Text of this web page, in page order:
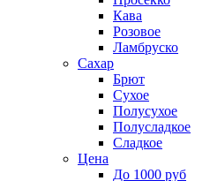
Кава
Розовое
Ламбруско
Сахар
Брют
Сухое
Полусухое
Полусладкое
Сладкое
Цена
До 1000 руб